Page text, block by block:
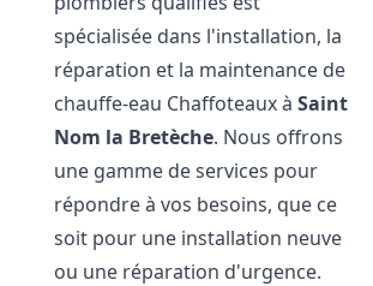
spécialisée dans l'installation, la
réparation et la maintenance de
chauffe-eau Chaffoteaux àSaint
Nom la Bretèche. Nous offrons
une gamme de services pour
répondre à vos besoins, que ce
soit pour une installation neuve
ou une réparation d'urgence.